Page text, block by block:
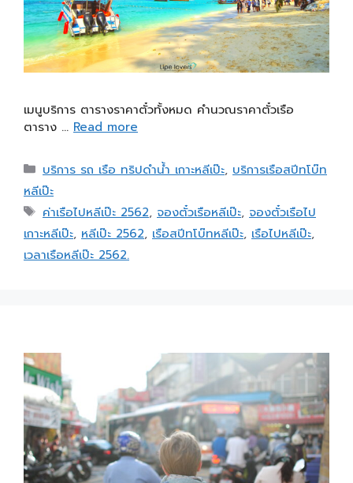
เมนูบริการ ตารางราคาตั๋วทั้งหมด คำนวณราคาตั๋วเรือ
ตาราง … Read more
บริการ รถ เรือ ทริปดำน้ำ เกาะหลีเป๊ะ, บริการเรือสปีทโบ๊ท
หลีเป๊ะ
ค่าเรือไปหลีเป๊ะ 2562, จองตั๋วเรือหลีเป๊ะ, จองตั๋วเรือไป
เกาะหลีเป๊ะ, หลีเป๊ะ 2562, เรือสปีทโบ๊ทหลีเป๊ะ, เรือไปหลีเป๊ะ,
เวลาเรือหลีเป๊ะ 2562.